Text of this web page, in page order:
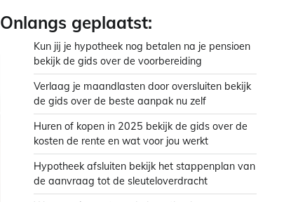
Onlangs geplaatst:
Kun jij je hypotheek nog betalen na je pensioen
bekijk de gids over de voorbereiding
Verlaag je maandlasten door oversluiten bekijk
de gids over de beste aanpak nu zelf
Huren of kopen in 2025 bekijk de gids over de
kosten de rente en wat voor jou werkt
Hypotheek afsluiten bekijk het stappenplan van
de aanvraag tot de sleuteloverdracht